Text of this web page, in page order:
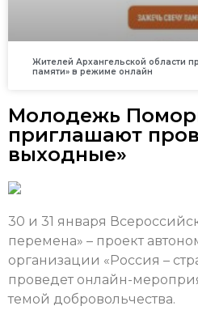
Жителей Архангельской области
памяти» в режиме онлайн
Молодежь
приглашают
выходные»
30 и 31 января
перемена» – проект
организации «Россия –
проведет онлайн-
темой добровольчества.